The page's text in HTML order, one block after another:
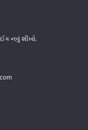
નવું શીખો.